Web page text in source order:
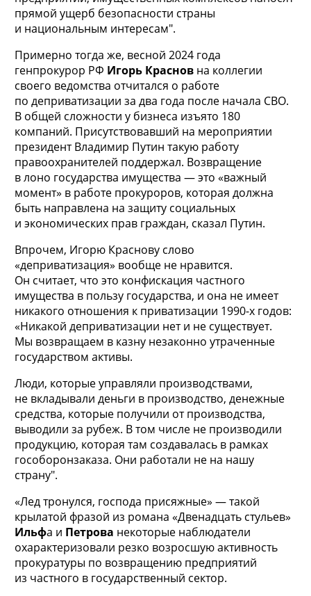
прямой ущерб безопасности страны
и национальным интересам".
Примерно тогда же, весной 2024 года
генпрокурор РФ Игорь Красновна коллегии
своего ведомства отчитался о работе
по деприватизации за два года после начала СВО.
В общей сложности у бизнеса изъято 180
компаний. Присутствовавший на мероприятии
президент Владимир Путин такую работу
правоохранителей поддержал. Возвращение
в лоно государства имущества — это «важный
момент» в работе прокуроров, которая должна
быть направлена на защиту социальных
и экономических прав граждан, сказал Путин.
Впрочем, Игорю Краснову слово
«деприватизация» вообще не нравится.
Он считает, что это конфискация частного
имущества в пользу государства, и она не имеет
никакого отношения к приватизации 1990-х годов:
«Никакой деприватизации нет и не существует.
Мы возвращаем в казну незаконно утраченные
государством активы.
Люди, которые управляли производствами,
не вкладывали деньги в производство, денежные
средства, которые получили от производства,
выводили за рубеж. В том числе не производили
продукцию, которая там создавалась в рамках
гособоронзаказа. Они работали не на нашу
страну".
«Лед тронулся, господа присяжные» — такой
крылатой фразой из романа «Двенадцать стульев»
Ильфа и Петрова некоторые наблюдатели
охарактеризовали резко возросшую активность
прокуратуры по возвращению предприятий
из частного в государственный сектор.